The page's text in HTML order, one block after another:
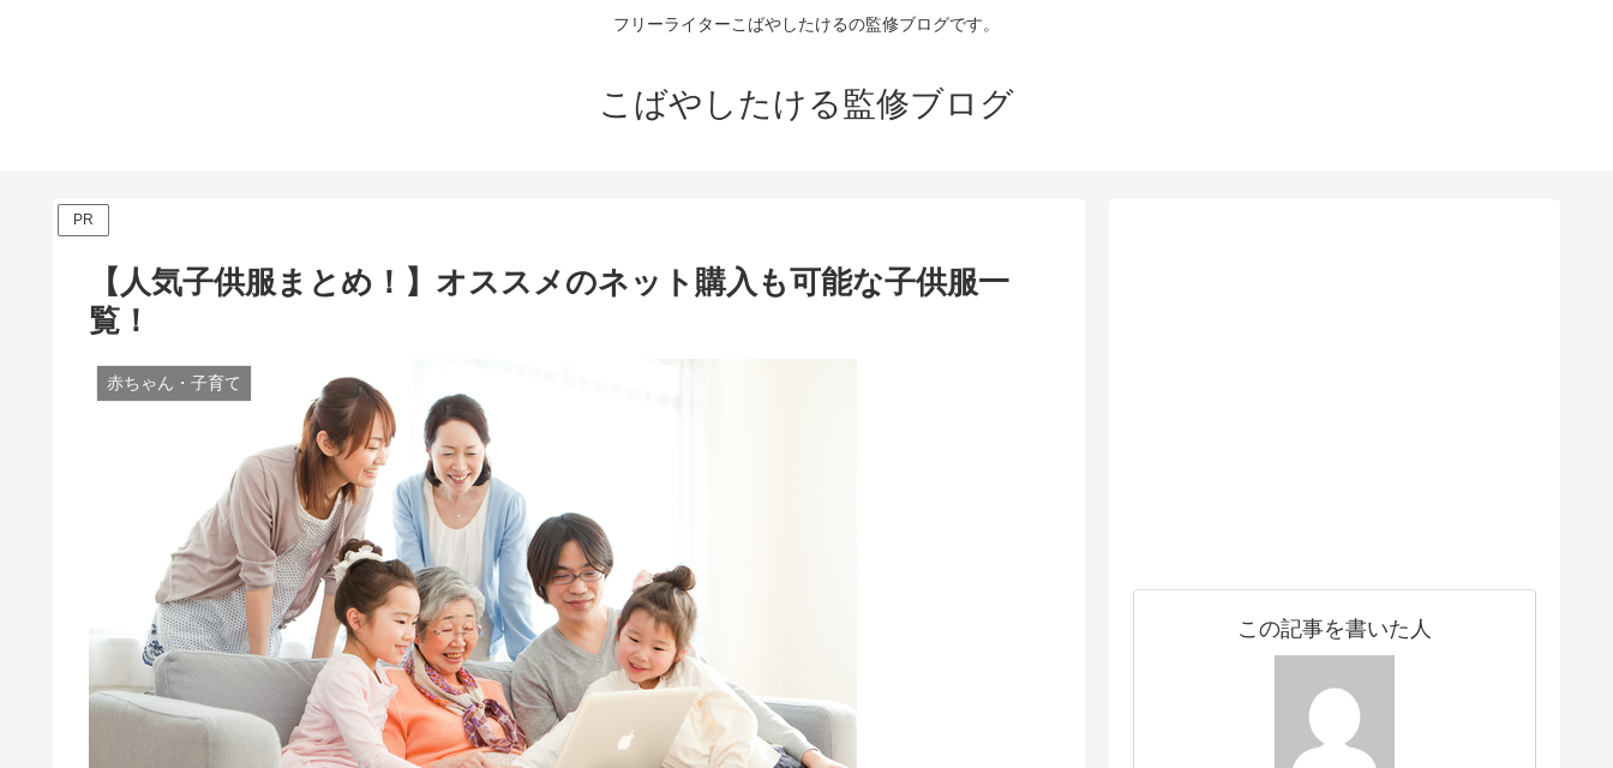
フリーライターこばやしたけるの監修ブログです。
こばやしたける監修ブログ
PR
【人気子供服まとめ！】オススメのネット購入も可能な子供服一
覧！
赤ちゃん・子育て
この記事を書いた人